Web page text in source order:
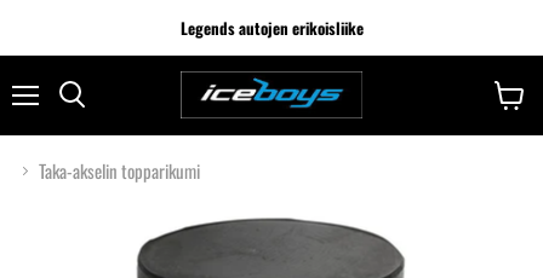
Legends autojen erikoisliike
Taka-akselin topparikumi